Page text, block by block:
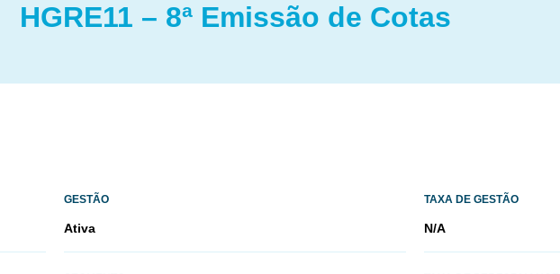
HGRE11 – 8ª Emissão de Cotas
GESTÃO
Ativa
TAXA DE GESTÃO
N/A